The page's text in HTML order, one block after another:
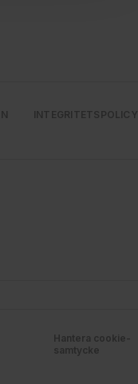
INTEGRITETSPOLICY
Hantera cookie-
samtycke